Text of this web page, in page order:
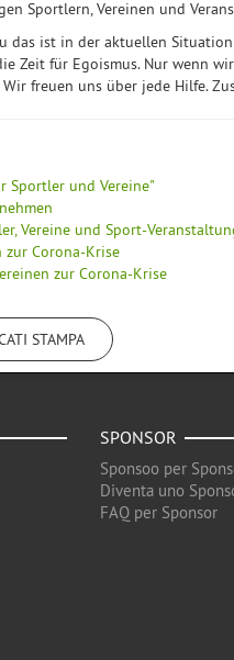
Sportlern, Vereinen und
das ist in der aktuellen
Zeit für Egoismus. Nur wenn
freuen uns über jede Hilfe.
Sportler und Vereine"
Vereine und Sport-
Corona-Krise
zur Corona-Krise
STAMPA
SPONSOR
Sponsoo per
Diventa uno
FAQ per Sponsor